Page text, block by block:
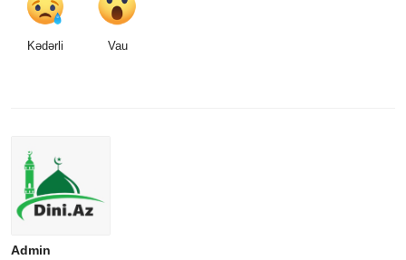
Kədərli Vau
Admin